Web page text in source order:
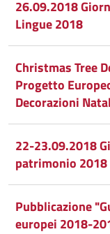
26.09.2018
Lingue 2018
Christmas Tree
Progetto
Decorazioni
22-23.09.2018
patrimonio 2018
Pubblicazione
europei 2018-